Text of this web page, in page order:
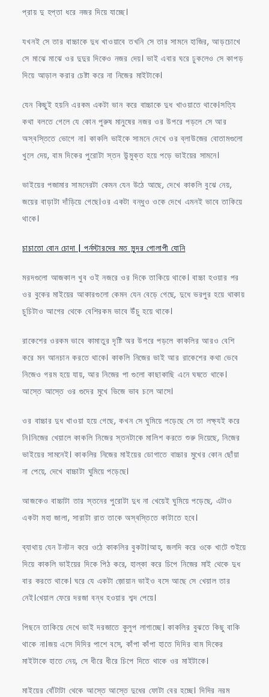
প্রায় দু হপ্তা ধরে নজর দিয়ে যাচ্ছে।
যখনই সে তার বাচ্চাকে দুধ খাওয়াবে তখনি সে তার সামনে হাজির, আড়চোখে
সে মাঝে মাঝে ওর দুদুর দিকেও নজর দেয়। ভাই এবার ঘরে ঢুকলেও সে কাপড়
দিয়ে আড়াল করার চেষ্টা করে না নিজের মাইটাকে।
যেন কিছুই হয়নি এরকম একটা ভান করে বাচ্চাকে দুধ খাওয়াতে থাকে।সত্যি
কথা বলতে গেলে যে কোন পুরুষ মানুষের নজর ওর উপরে পড়লে সে আর
অস্বস্তিতে ভোগে না। কাকলি ভাইকে সামনে দেখে ওর ব্লাউজের বোতামগুলো
খুলে দেয়, বাম দিকের পুরোটা স্তন উন্মুক্ত হয়ে পড়ে ভাইয়ের সামনে।
ভাইয়ের পজামার সামনেরটা কেমন যেন উঠে আছে, দেখে কাকলি বুঝে নেয়,
জয়ের বাড়াটা দাঁড়িয়ে গেছে।ওর একটা বন্ধুও ওকে দেখে এমনই ভাবে তাকিয়ে
থাকে।
চাচাতো বোন চোদা | পর্নস্টারদের মত সুন্দর গোলাপী যোনি
মরদগুলো আজকাল খুব ওই নজরে ওর দিকে তাকিয়ে থাকে। বাচ্চা হওয়ার পর
ওর বুকের মাইয়ের আকারগুলো কেমন যেন বেড়ে গেছে, দুধে ভরপুর হয়ে থাকায়
চুচিটাও আগের থেকে বেশিরকম ভাবে উঁচু হয়ে থাকে।
রাকেশের ওরকম ভাবে কামাতুর দৃষ্টি অর উপরে পড়লে কাকলির আরও বেশি
করে মন আনচান করতে থাকে। কাকলি নিজের ভাই আর রাকেশের কথা ভেবে
নিজেও গরম হয়ে যায়, আর নিজের পা গুলো কাছাকাছি এনে ঘষতে থাকে।
আস্তে আস্তে ওর গুদের মুখে ভিজে ভাব চলে আসে।
ওর বাচ্চার দুধ খাওয়া হয়ে গেছে, কখন সে ঘুমিয়ে পড়েছে সে তা লক্ষ্যই করে
নি।নিজের খেয়ালে কাকলি নিজের স্তনটাকে মালিশ করতে শুরু দিয়েছে, নিজের
ভাইয়ের সামনেই। কাকলির নিজের মাইয়ের ডোগাতে বাচ্চার মুখের কোন ছোঁয়া
না পেয়ে, দেখে বাচ্চাটা ঘুমিয়ে পড়েছে।
আজকেও বাচ্চাটা তার স্তনের পুরোটা দুধ না খেয়েই ঘুমিয়ে পড়েছে, এটাও
একটা মহা জালা, সারাটা রাত তাকে অস্বস্তিতে কাটাতে হবে।
ব্যাথায় যেন টনটন করে ওঠে কাকলির বুকটা।আহ, জলদি করে ওকে খাটে শুইয়ে
দিয়ে কাকলি ভাইয়ের দিকে পিঠ করে, হাল্কা করে চিপে নিজের মাই থেকে দুধ
বার করতে থাকে। ঘরে যে একটা জ়োয়ান ভাইও বসে আছে সে খেয়াল তার
নেই।খেয়াল ফেরে দরজা বন্ধ হওয়ার শব্দ পেয়ে।
পিছনে তাকিয়ে দেখে ভাই দরজাতে কুলুপ লাগাচ্ছে। কাকলির বুঝতে কিছু বাকি
থাকে না।জয় এসে দিদির পাশে বসে, কাঁপা কাঁপা হাতে দিদির বাম দিকের
মাইটাকে হাতে নেয়, সে ধীরে ধীরে চিপে দিতে থাকে ওর মাইটাকে।
মাইয়ের বোঁটাটা থেকে আস্তে আস্তে দুধের ফোটা বের হচ্ছে। দিদির নরম